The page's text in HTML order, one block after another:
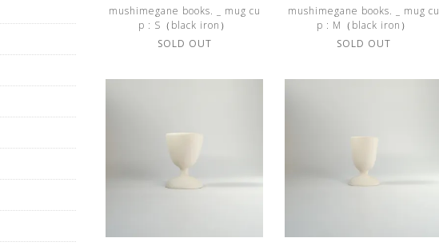
mushimegane books. _ mug cu
p : S（black iron）
SOLD OUT
mushimegane books. _ mug cu
p : M（black iron）
SOLD OUT